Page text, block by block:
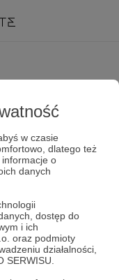
w czasie
dlatego też
o
danych
dostęp do
i ich
oraz podmioty
działalności,
SERWISU.
Zapomniałeś hasła?